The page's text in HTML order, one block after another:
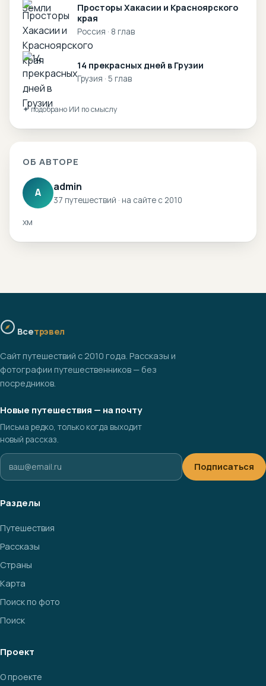
Просторы Хакасии и Красноярского
края
Россия · 8 глав
14 прекрасных дней в Грузии
Грузия · 5 глав
✦ подобрано ИИ по смыслу
ОБ АВТОРЕ
A admin
37 путешествий · на сайте с 2010
хм
Всетрэвел
Сайт путешествий с 2010 года. Рассказы и
фотографии путешественников — без
посредников.
Новые путешествия — на почту
Письма редко, только когда выходит
новый рассказ.
Подписаться
Разделы
Путешествия
Рассказы
Страны
Карта
Поиск по фото
Поиск
Проект
О проекте